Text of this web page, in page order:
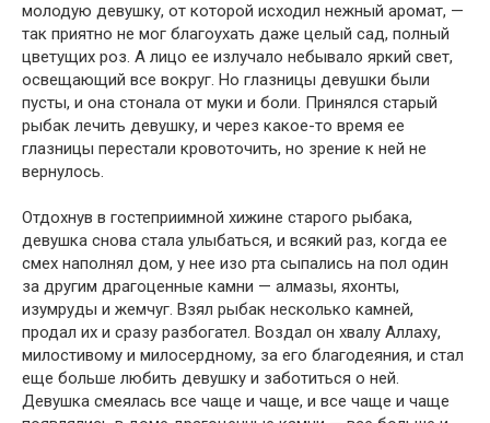
молодую девушку, от которой исходил нежный аромат, —
так приятно не мог благоухать даже целый сад, полный
цветущих роз. А лицо ее излучало небывало яркий свет,
освещающий все вокруг. Но глазницы девушки были
пусты, и она стонала от муки и боли. Принялся старый
рыбак лечить девушку, и через какое-то время ее
глазницы перестали кровоточить, но зрение к ней не
вернулось.
Отдохнув в гостеприимной хижине старого рыбака,
девушка снова стала улыбаться, и всякий раз, когда ее
смех наполнял дом, у нее изо рта сыпались на пол один
за другим драгоценные камни — алмазы, яхонты,
изумруды и жемчуг. Взял рыбак несколько камней,
продал их и сразу разбогател. Воздал он хвалу Аллаху,
милостивому и милосердному, за его благодеяния, и стал
еще больше любить девушку и заботиться о ней.
Девушка смеялась все чаще и чаще, и все чаще и чаще